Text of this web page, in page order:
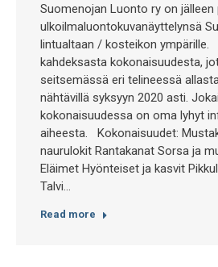
Suomenojan Luonto ry on
ulkoilmaluontokuvanäyttelynsä
lintualtaan / kosteikon ympärille.
kahdeksasta kokonaisuudesta,
seitsemässä eri telineessä
nähtävillä syksyyn 2020 asti.
kokonaisuudessa on oma lyhyt
aiheesta. Kokonaisuudet:
naurulokit Rantakanat Sorsa ja
Eläimet Hyönteiset ja kasvit
Talvi…
Read more